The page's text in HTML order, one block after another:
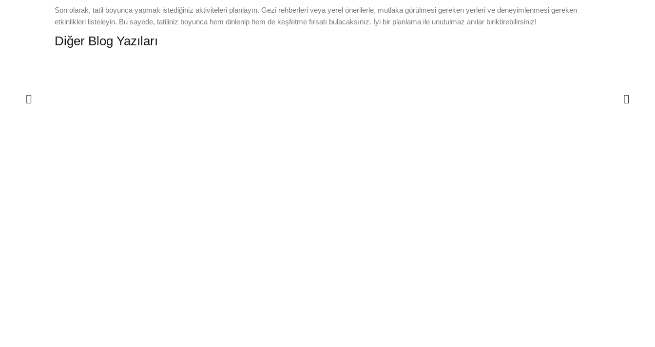
Son olarak, tatil boyunca yapmak istediğiniz aktiviteleri planlayın. Gezi rehberleri veya yerel önerilerle, mutlaka görülmesi gereken yerleri ve deneyimlenmesi gereken
etkinlikleri listeleyin. Bu sayede, tatiliniz boyunca hem dinlenip hem de keşfetme fırsatı bulacaksınız. İyi bir planlama ile unutulmaz anılar biriktirebilirsiniz!
Diğer Blog Yazıları